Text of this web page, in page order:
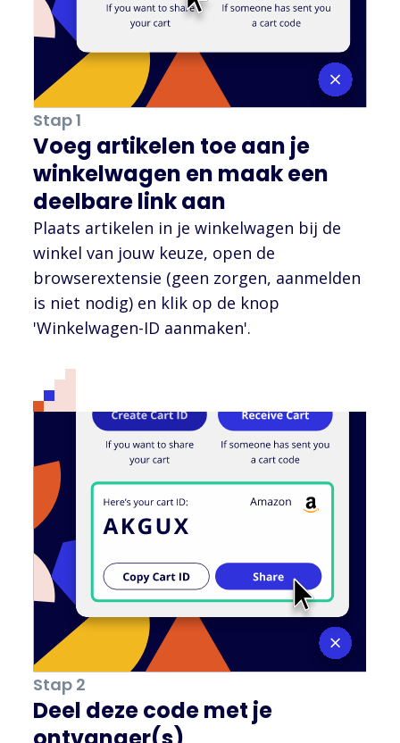
Stap 1
Voeg artikelen toe aan je
winkelwagen en maak een
deelbare link aan
Plaats artikelen in je winkelwagen bij de
winkel van jouw keuze, open de
browserextensie (geen zorgen, aanmelden
is niet nodig) en klik op de knop
'Winkelwagen-ID aanmaken'.
Stap 2
Deel deze code met je